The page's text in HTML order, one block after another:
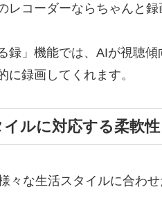
レコーダーならちゃんと録
録」機能では、AIが視聴
に録画してくれます。
ルに対応する柔軟性
々な生活スタイルに合わ